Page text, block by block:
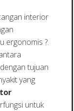
interior
ergonomis ?.
tujuan
yang
untuk